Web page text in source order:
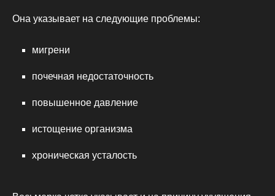
Она указывает на следующие проблемы:
мигрени
почечная недостаточность
повышенное давление
истощение организма
хроническая усталость